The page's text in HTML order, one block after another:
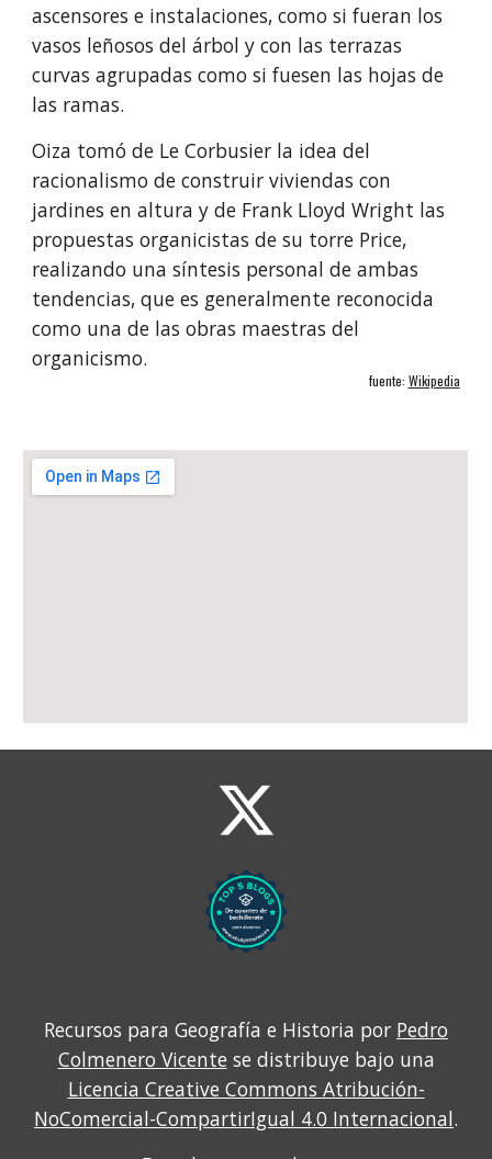
ascensores e instalaciones, como si fueran los
vasos leñosos del árbol y con las terrazas
curvas agrupadas como si fuesen las hojas de
las ramas.
Oiza tomó de Le Corbusier la idea del
racionalismo de construir viviendas con
jardines en altura y de Frank Lloyd Wright las
propuestas organicistas de su torre Price,
realizando una síntesis personal de ambas
tendencias, que es generalmente reconocida
como una de las obras maestras del
organicismo.
fuente: Wikipedia
Recursos para Geografía e Historia por Pedro
Colmenero Vicente se distribuye bajo una
Licencia Creative Commons Atribución-
NoComercial-CompartirIgual 4.0 Internacional.